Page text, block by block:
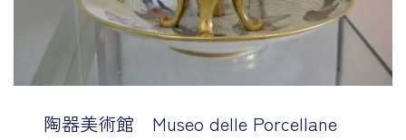
陶器美術館 Museo delle Porcellane